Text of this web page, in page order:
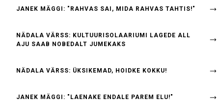
JANEK MÄGGI: "RAHVAS SAI, MIDA RAHVAS TAHTIS!"
NÄDALA VÄRSS: KULTUURISOLAARIUMI LAGEDE ALL
AJU SAAB NOBEDALT JUMEKAKS
NÄDALA VÄRSS: ÜKSIKEMAD, HOIDKE KOKKU!
JANEK MÄGGI: "LAENAKE ENDALE PAREM ELU!"